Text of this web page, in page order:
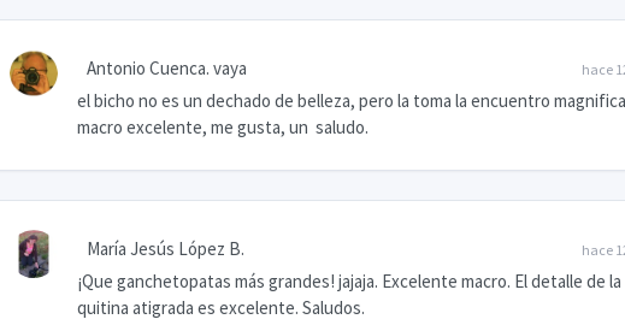
hace
Antonio Cuenca. vaya
el bicho no es un dechado de belleza, pero la toma la encuentro
macro excelente, me gusta, un saludo.
hace
María Jesús López B.
¡Que ganchetopatas más grandes! jajaja. Excelente macro. El detalle de la
quitina atigrada es excelente. Saludos.